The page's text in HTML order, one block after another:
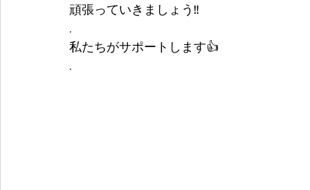
頑張っていきましょう‼️
.
私たちがサポートします👍
.